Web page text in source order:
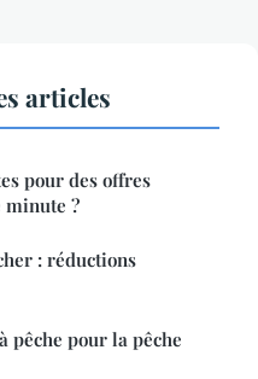
articles
pour des offres
minute ?
: réductions
pêche pour la pêche